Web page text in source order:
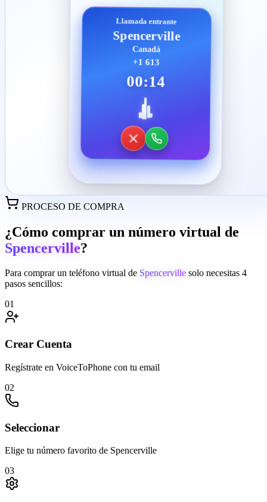
Llamada entrante
Spencerville
Canadá
+1 613
00:14
PROCESO DE COMPRA
¿Cómo comprar un número virtual de
Spencerville?
Para comprar un teléfono virtual de Spencerville solo necesitas 4
pasos sencillos:
01
Crear Cuenta
Regístrate en VoiceToPhone con tu email
02
Seleccionar
Elige tu número favorito de Spencerville
03